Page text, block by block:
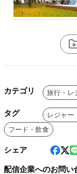
カテゴリ 旅行・レ
タグ レジャー
フード・飲食
シェア
配信企業へのお問い